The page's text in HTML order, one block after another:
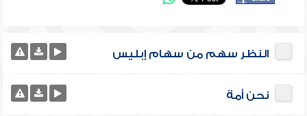
النظر سهم من سهام إبليس
نحن أمة